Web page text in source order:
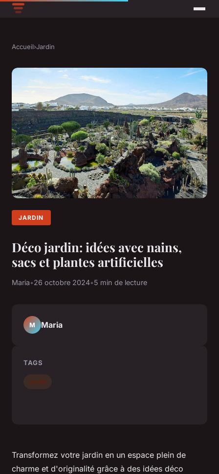
Accueil›Jardin
JARDIN
Déco jardin: idées avec nains,
sacs et plantes artificielles
Maria•26 octobre 2024•5 min de lecture
Transformez votre jardin en un espace plein de
charme et d'originalité grâce à des idées déco
M Maria
TAGS
Jardin